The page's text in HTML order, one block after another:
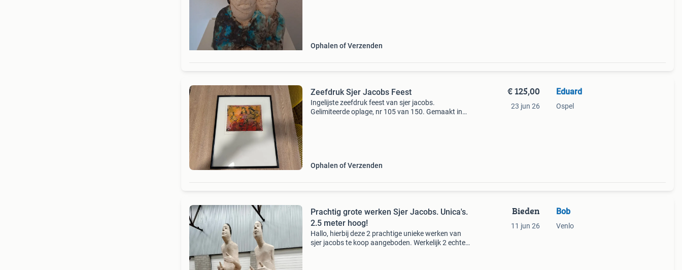
Ophalen of Verzenden
Zeefdruk Sjer Jacobs Feest
Ingelijste zeefdruk feest van sjer jacobs.
Gelimiteerde oplage, nr 105 van 150. Gemaakt in
Ophalen of Verzenden
€ 125,00
23 jun 26
Eduard
Ospel
Prachtig grote werken Sjer Jacobs. Unica's.
2.5 meter hoog!
Hallo, hierbij deze 2 prachtige unieke werken van
sjer jacobs te koop aangeboden. Werkelijk 2 echte
Bieden
11 jun 26
Bob
Venlo